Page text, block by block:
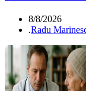
8/8/2026
.Radu